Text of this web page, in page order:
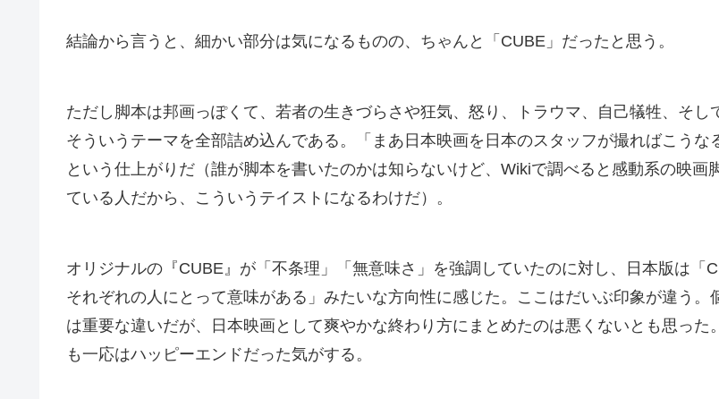
結論から言うと、細かい部分は気になるものの、ちゃんと「CUBE」だったと思う。
ただし脚本は邦画っぽくて、若者の生きづらさや狂気、怒り、トラウマ、自己犠牲、そ
そういうテーマを全部詰め込んである。「まあ日本映画を日本のスタッフが撮ればこうな
という仕上がりだ（誰が脚本を書いたのかは知らないけど、Wikiで調べると感動系の映画
ている人だから、こういうテイストになるわけだ）。
オリジナルの『CUBE』が「不条理」「無意味さ」を強調していたのに対し、日本版は「
それぞれの人にとって意味がある」みたいな方向性に感じた。ここはだいぶ印象が違う。
は重要な違いだが、日本映画として爽やかな終わり方にまとめたのは悪くないとも思った
も一応はハッピーエンドだった気がする。